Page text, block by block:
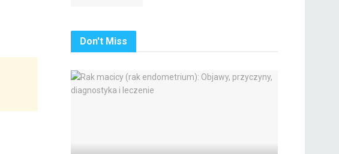
Don't Miss